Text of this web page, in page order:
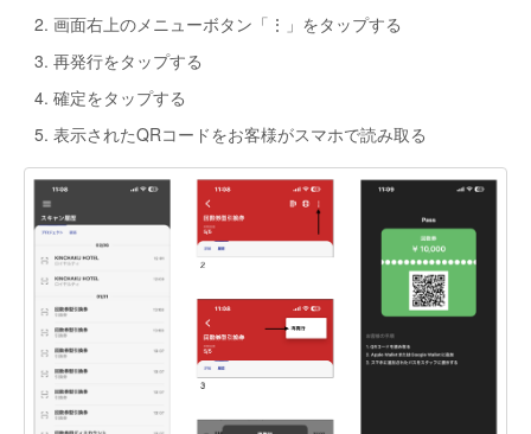
画面右上のメニューボタン「⋮」をタップする
再発行をタップする
確定をタップする
表示されたQRコードをお客様がスマホで読み取る